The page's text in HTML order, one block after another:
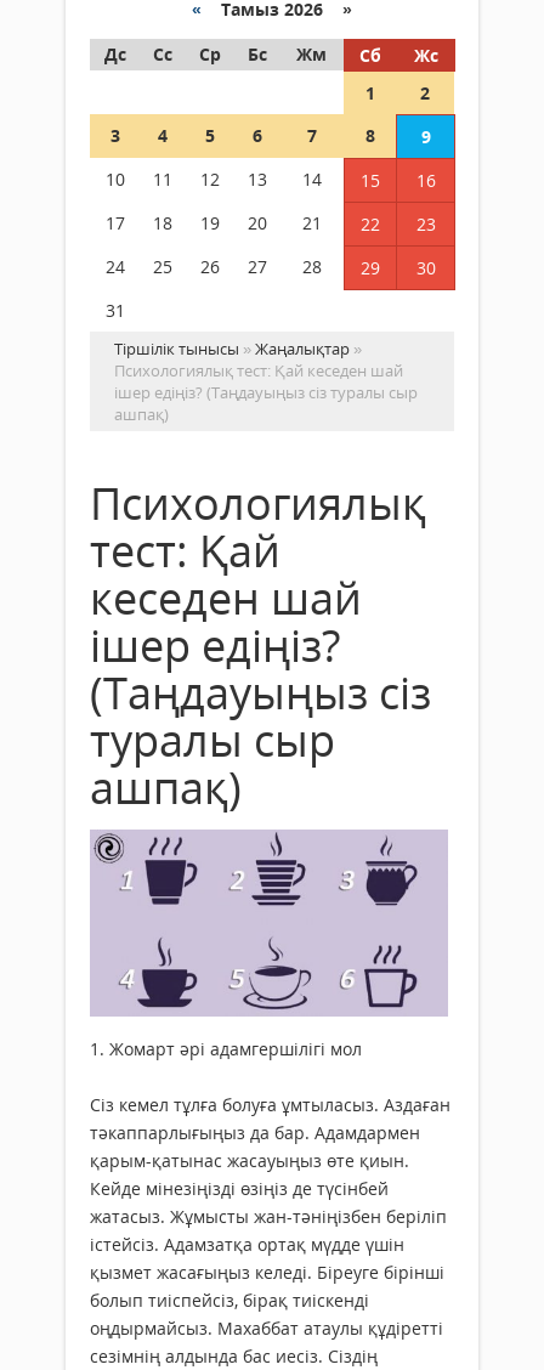
« Тамыз 2026 »
Дс
Сс Ср Бс Жм Сб
Жс
1
2
3
4 5 6 7 8
9
10
11 12 13 14 15
16
17
18 19 20 21 22
23
24
25 26 27 28 29
30
31
Тіршілік тынысы »Жаңалықтар »
Психологиялық тест: Қай кеседен шай
ішер едіңіз? (Таңдауыңыз сіз туралы сыр
ашпақ)
Психологиялық
тест: Қай
кеседен шай
ішер едіңіз?
(Таңдауыңыз сіз
туралы сыр
ашпақ)
1. Жомарт әрі адамгершілігі мол
Сіз кемел тұлға болуға ұмтыласыз. Аздаған
тәкаппарлығыңыз да бар. Адамдармен
қарым-қатынас жасауыңыз өте қиын.
Кейде мінезіңізді өзіңіз де түсінбей
жатасыз. Жұмысты жан-тәніңізбен беріліп
істейсіз. Адамзатқа ортақ мүдде үшін
қызмет жасағыңыз келеді. Біреуге бірінші
болып тиіспейсіз, бірақ тиіскенді
оңдырмайсыз. Махаббат атаулы құдіретті
сезімнің алдында бас иесіз. Сіздің